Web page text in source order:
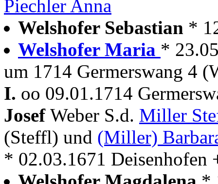
Piechler Anna
Welshofer Sebastian *
Welshofer Maria *
um 1714 Germerswang 4
I. oo 09.01.1714
Josef Weber S.d. Miller
(Steffl) und (Miller)
* 02.03.1671 Deisenhofen